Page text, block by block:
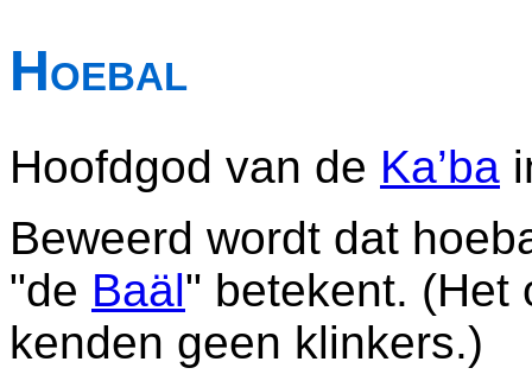
Hoebal
Hoofdgod van de Ka’ba
Beweerd wordt dat
"de Baäl" betekent. (Het
kenden geen klinkers.)